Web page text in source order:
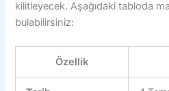
kilitleyecek. Aşağıdaki tabloda
bulabilirsiniz:
Özellik